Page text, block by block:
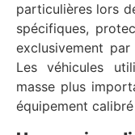
particulières lors
spécifiques,
exclusivement
Les véhicules
masse plus
équipement